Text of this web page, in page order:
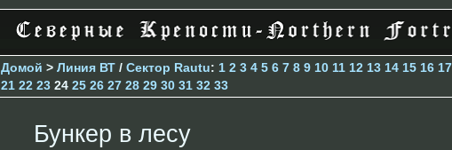
Домой > Линия ВТ / Сектор Rautu: 1 2 3 4 5 6 7 8 9 10 11 12 13 14 15 16 17
21 22 23 24 25 26 27 28 29 30 31 32 33
Бункер в лесу